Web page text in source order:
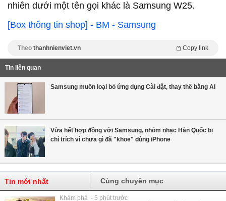
nhiên dưới một tên gọi khác là Samsung W25.
[Box thông tin shop] - BM - Samsung
Theo thanhnienviet.vn Copy link
Tin liên quan
Samsung muốn loại bỏ ứng dụng Cài đặt, thay thế bằng AI
Vừa hết hợp đồng với Samsung, nhóm nhạc Hàn Quốc bị
chỉ trích vì chưa gì đã "khoe" dùng iPhone
Tin mới nhất Cùng chuyên mục
Khám phá - 5 phút trước